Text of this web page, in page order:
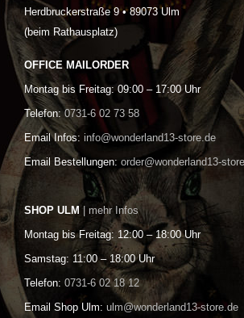
Herdbruckerstraße 9 • 89073 Ulm
(beim Rathausplatz)
OFFICE MAILORDER
Montag bis Freitag: 09:00 – 17:00 Uhr
Telefon: 0731-6 02 73 58
Email Infos: info@wonderland13-store.de
Email Bestellungen: order@wonderland13-
SHOP ULM | mehr Infos
Montag bis Freitag: 12:00 – 18:00 Uhr
Samstag: 11:00 – 18:00 Uhr
Telefon: 0731-6 02 18 12
Email Shop Ulm: ulm@wonderland13-store.de